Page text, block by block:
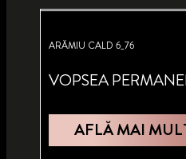
ARĂMIU CALD 6_76
VOPSEA
AFLĂ MAI